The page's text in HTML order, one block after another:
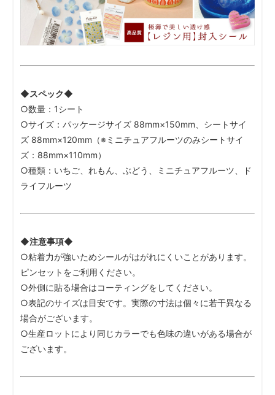
◆スペック◆
○数量：1シート
○サイズ：パッケージサイズ 88mm×150mm、シートサイ
ズ 88mm×120mm（※ミニチュアフルーツのみシートサイ
ズ：88mm×110mm）
○種類：いちご、れもん、ぶどう、ミニチュアフルーツ、ド
ライフルーツ
◆注意事項◆
○粘着力が強いためシールがはがれにくいことがあります。
ピンセットをご利用ください。
○外側に貼る場合はコーティングをしてください。
○表記のサイズは目安です。実際の寸法は個々に若干異なる
場合がございます。
○生産ロットにより同じカラーでも色味の違いがある場合が
ございます。